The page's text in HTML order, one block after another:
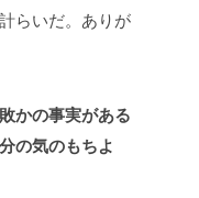
らいだ。ありが
かの事実がある
の気のもちよ